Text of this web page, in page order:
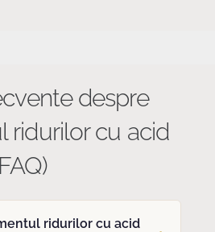
despre
ridurilor cu acid
ridurilor cu acid